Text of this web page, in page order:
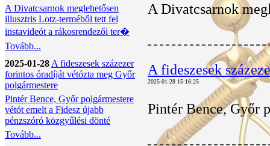
A Divatcsarnok meglehetősen
illusztris Lotz-terméből tett fel
instavideót a rákosrendezői ter�
Tovább...
2025-01-28 A fideszesek százezer
forintos óradíját vétózta meg Győr
polgármestere
Pintér Bence, Győr polgármestere
vétót emelt a Fidesz újabb
pénzszóró közgyűlési dönté
Tovább...
A Divatcsarnok
A fideszesek
2025-01-28 15:16:25
Pintér Bence, Győr